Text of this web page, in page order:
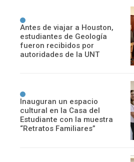
Antes de viajar a Houston,
estudiantes de Geología
fueron recibidos por
autoridades de la UNT
Inauguran un espacio
cultural en la Casa del
Estudiante con la muestra
“Retratos Familiares”